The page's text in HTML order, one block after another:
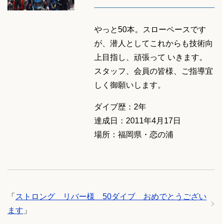
やっと50本。スローペースです
が、潜人としてこれからも技術向
上目指し、頑張って いきます。
スタッフ、会員の皆様、ご指導宜
しく御願いします。
ダイブ歴：2年
達成日：2011年4月17日
場所：福岡県・恋の浦
「 ストロング リバー様 50ダイブ おめでとうござい
ます 」